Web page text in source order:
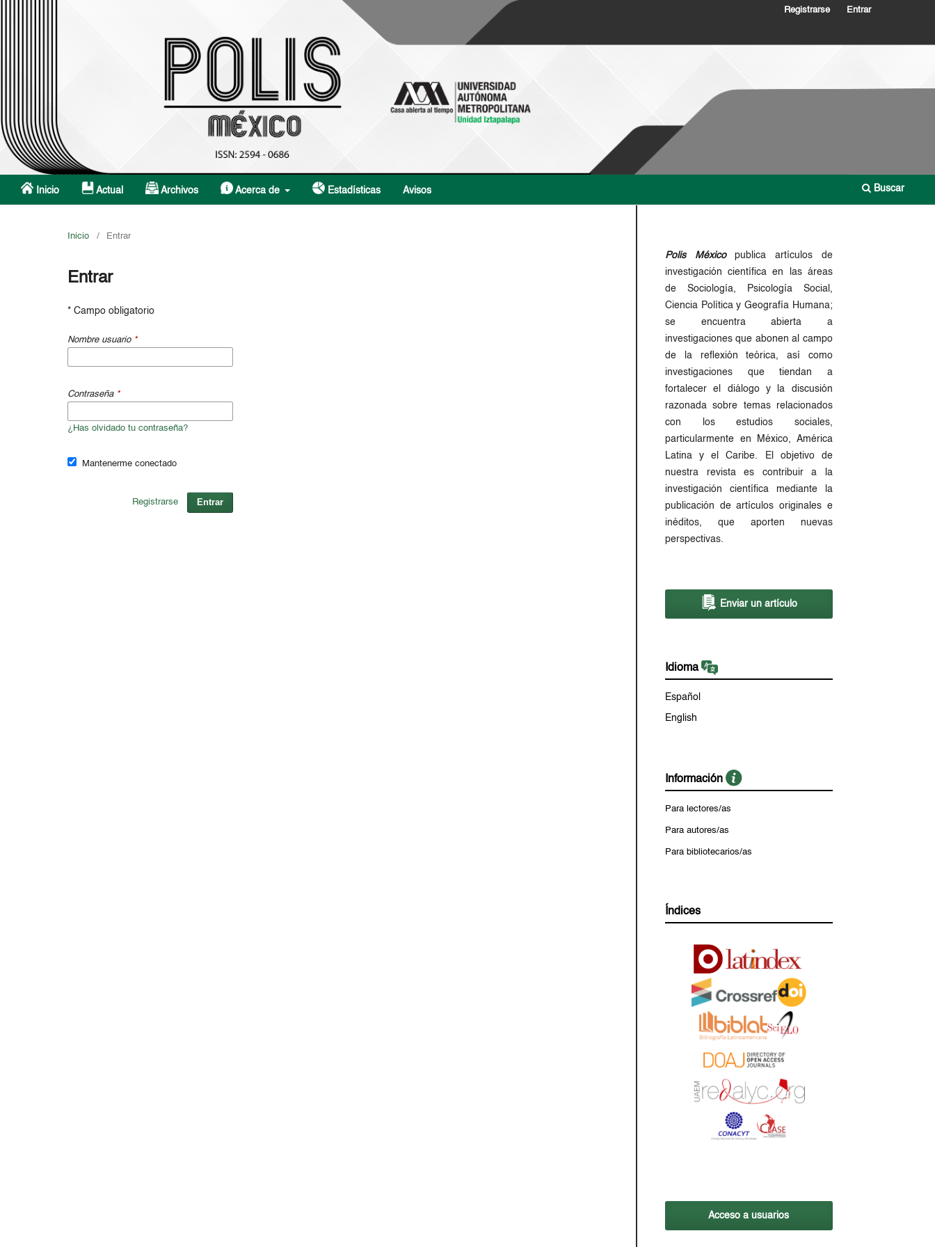
Inicio Actual Archivos Acerca de Estadísticas Avisos Buscar
Registrarse Entrar
Inicio / Entrar
Entrar
* Campo obligatorio
Nombre usuario *
Contraseña *
¿Has olvidado tu contraseña?
Mantenerme conectado
Entrar
Registrarse
Polis Méxicopublica artículos de
investigación científica en las áreas
de Sociología, Psicología Social,
Ciencia Política y Geografía Humana;
se encuentra abierta a
investigaciones que abonen al campo
de la reflexión teórica, así como
investigaciones que tiendan a
fortalecer el diálogo y la discusión
razonada sobre temas relacionados
con los estudios sociales,
particularmente en México, América
Latina y el Caribe. El objetivo de
nuestra revista es contribuir a la
investigación científica mediante la
publicación de artículos originales e
inéditos, que aporten nuevas
perspectivas.
Enviar un artículo
Idioma
Español
English
Información
Para lectores/as
Para autores/as
Para bibliotecarios/as
Índices
Acceso a usuarios